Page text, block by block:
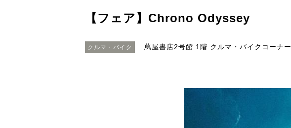
【フェア】Chrono Odyssey
クルマ・バイク 蔦屋書店2号館 1階 クルマ・バイクコーナー